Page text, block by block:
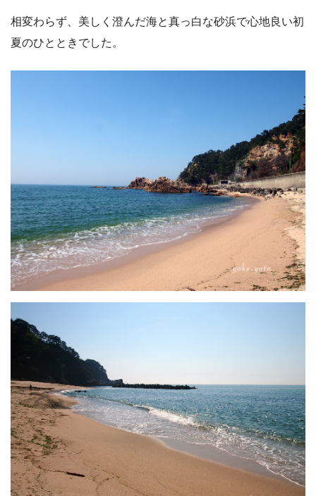
相変わらず、美しく澄んだ海と真っ白な砂浜で心地良い初
夏のひとときでした。